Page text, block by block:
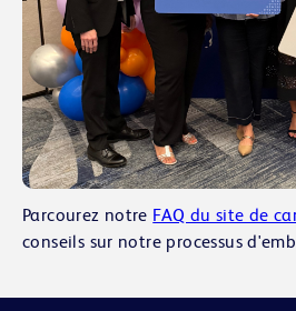
Parcourez notre FAQ du site de
conseils sur notre processus